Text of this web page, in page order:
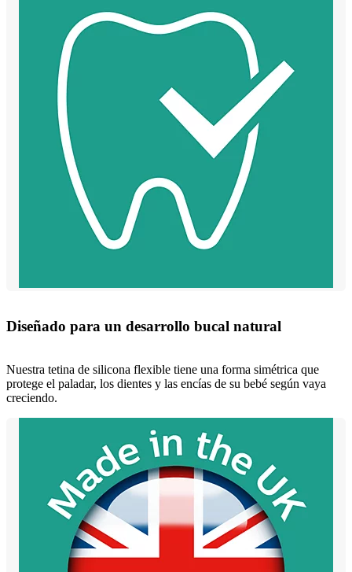
Diseñado para un desarrollo bucal natural
Nuestra tetina de silicona flexible tiene una forma simétrica que
protege el paladar, los dientes y las encías de su bebé según vaya
creciendo.